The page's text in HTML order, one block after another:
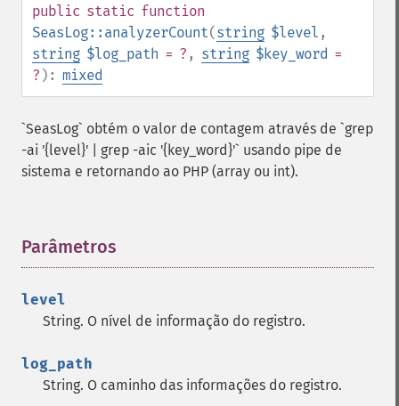
public static function
SeasLog::analyzerCount(string $level ,
string $log_path = ? , string $key_word =
? ): mixed
`SeasLog` obtém o valor de contagem através de `grep
-ai '{level}' | grep -aic '{key_word}'` usando pipe de
sistema e retornando ao PHP (array ou int).
Parâmetros
level
String. O nível de informação do registro.
log_path
String. O caminho das informações do registro.